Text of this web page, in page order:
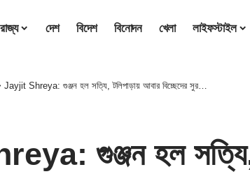
রাজ্য দেশ বিদেশ বিনোদন খেলা লাইফস্টাইল
Jayjit Shreya: গুঞ্জন হল সত্যি, টলিপাড়ায় আবার বিচ্ছেদের সুর…
গুঞ্জন হল সত্যি,